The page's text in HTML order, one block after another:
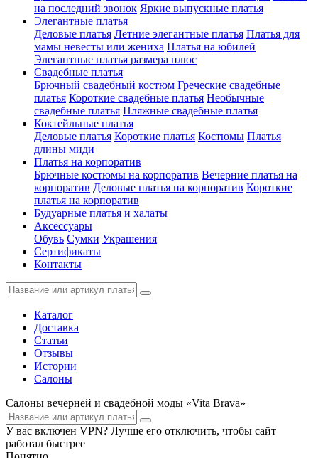
на последний звонок Яркие выпускные платья
Элегантные платья
Деловые платья Летние элегантные платья Платья для
мамы невесты или жениха Платья на юбилей
Элегантные платья размера плюс
Свадебные платья
Брючный свадебный костюм Греческие свадебные
платья Короткие свадебные платья Необычные
свадебные платья Пляжные свадебные платья
Коктейльные платья
Деловые платья Короткие платья Костюмы Платья
длины миди
Платья на корпоратив
Брючные костюмы на корпоратив Вечерние платья на
корпоратив Деловые платья на корпоратив Короткие
платья на корпоратив
Будуарные платья и халаты
Аксессуары
Обувь Сумки Украшения
Сертификаты
Контакты
Каталог
Доставка
Статьи
Отзывы
Истории
Салоны
Салоны вечерней и свадебной моды «Vita Brava»
У вас включен VPN? Лучше его отключить, чтобы сайт
работал быстрее